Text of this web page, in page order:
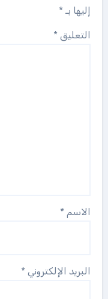
إليها بـ *
التعليق *
الاسم *
البريد الإلكتروني *